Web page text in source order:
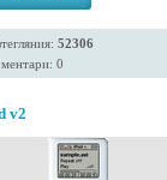
52306
0
v2